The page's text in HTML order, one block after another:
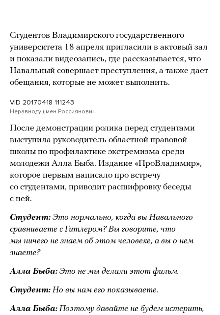
Студентов Владимирского государственного
университета 18 апреля пригласили в актовый зал
и показали видеозапись, где рассказывается, что
Навальный совершает преступления, а также дает
обещания, которые не может выполнить.
VID 20170418 111243
Неравнодушмен Россиянович
После демонстрации ролика перед студентами
выступила руководитель областной правовой
школы по профилактике экстремизма среди
молодежи Алла Быба. Издание «ПроВладимир»,
которое первым написало про встречу
со студентами, приводит расшифровку беседы
с ней.
Студент: Это нормально, когда вы Навального
сравниваете с Гитлером? Вы говорите, что
мы ничего не знаем об этом человеке, а вы о нем
знаете?
Алла Быба: Это не мы делали этот фильм.
Студент: Но вы нам его показываете.
Алла Быба: Поэтому давайте не будем истерить,